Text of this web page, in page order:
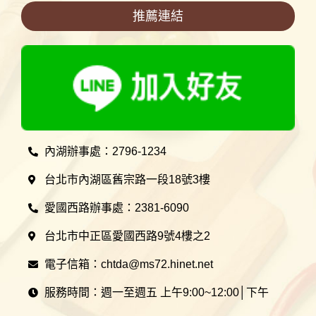
推薦連結
內湖辦事處：2796-1234
台北市內湖區舊宗路一段18號3樓
愛國西路辦事處：2381-6090
台北市中正區愛國西路9號4樓之2
電子信箱：chtda@ms72.hinet.net
服務時間：週一至週五 上午9:00~12:00│下午